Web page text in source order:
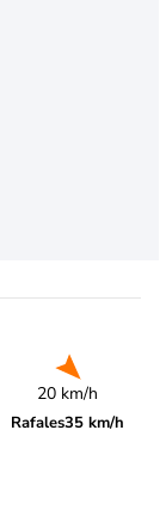
20 km/h
Rafales35 km/h